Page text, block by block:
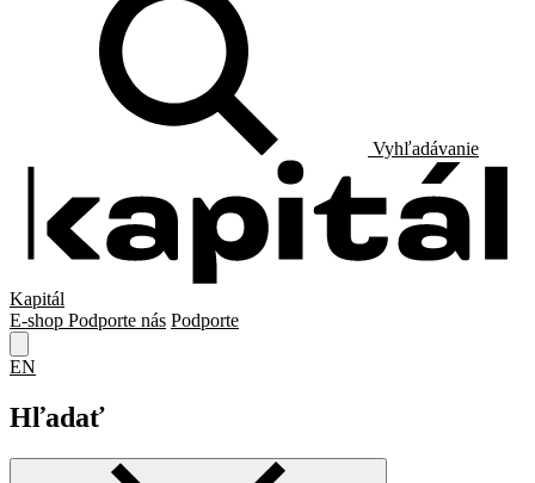
Vyhľadávanie
Kapitál
E-shop Podporte nás Podporte
EN
Hľadať